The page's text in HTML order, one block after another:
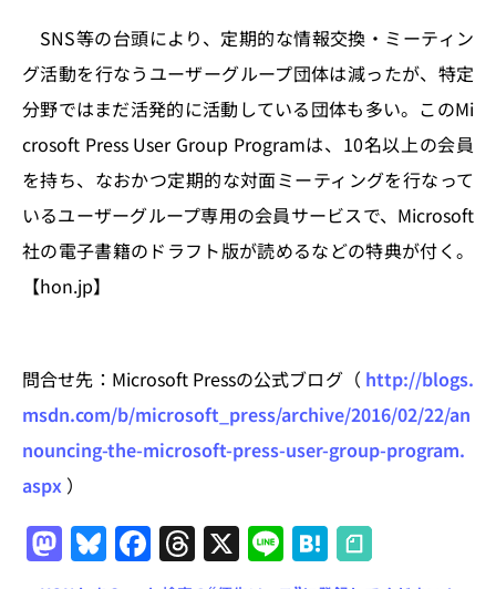
SNS等の台頭により、定期的な情報交換・ミーティン
グ活動を行なうユーザーグループ団体は減ったが、特定
分野ではまだ活発的に活動している団体も多い。このMi
crosoft Press User Group Programは、10名以上の会員
を持ち、なおかつ定期的な対面ミーティングを行なって
いるユーザーグループ専用の会員サービスで、Microsoft
社の電子書籍のドラフト版が読めるなどの特典が付く。
【hon.jp】
問合せ先：Microsoft Pressの公式ブログ（ http://blogs.
msdn.com/b/microsoft_press/archive/2016/02/22/an
nouncing-the-microsoft-press-user-group-program.
aspx ）
M Bl F T X Li H